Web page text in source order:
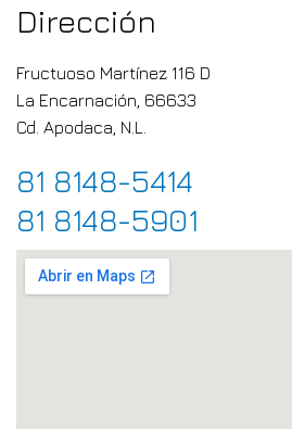
Dirección
Fructuoso Martínez 116 D
La Encarnación, 66633
Cd. Apodaca, N.L.
81 8148-5414
81 8148-5901